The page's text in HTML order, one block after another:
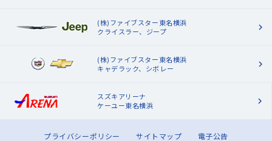
(株)ファイブスター東名横浜
クライスラー、ジープ
(株)ファイブスター東名横浜
キャデラック、シボレー
スズキアリーナ
ケーユー東名横浜
プライバシーポリシー サイトマップ 電子公告